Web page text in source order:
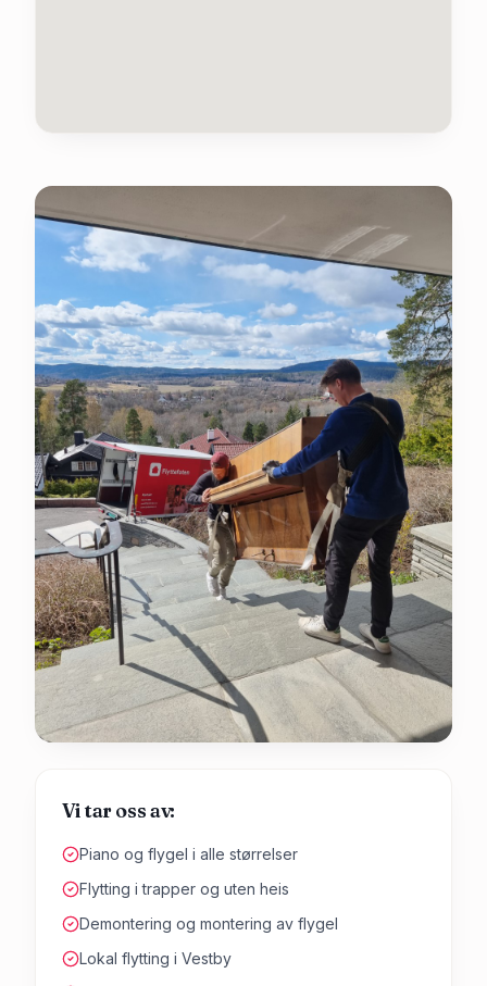
Vi tar oss av:
Piano og flygel i alle størrelser
Flytting i trapper og uten heis
Demontering og montering av flygel
Lokal flytting i Vestby